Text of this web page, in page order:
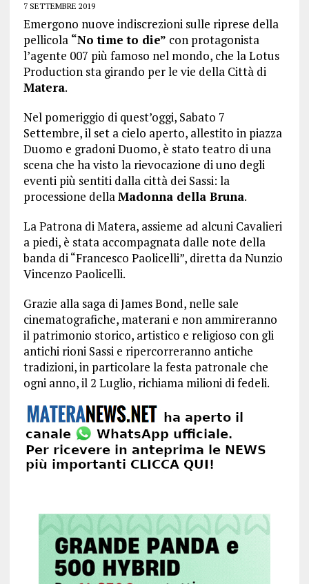
7 SETTEMBRE 2019
Emergono nuove indiscrezioni sulle riprese della
pellicola “No time to die” con protagonista
l’agente 007 più famoso nel mondo, che la Lotus
Production sta girando per le vie della Città di
Matera.
Nel pomeriggio di quest’oggi, Sabato 7
Settembre, il set a cielo aperto, allestito in piazza
Duomo e gradoni Duomo, è stato teatro di una
scena che ha visto la rievocazione di uno degli
eventi più sentiti dalla città dei Sassi: la
processione dellaMadonna della Bruna.
La Patrona di Matera, assieme ad alcuni Cavalieri
a piedi, è stata accompagnata dalle note della
banda di “Francesco Paolicelli”, diretta da Nunzio
Vincenzo Paolicelli.
Grazie alla saga di James Bond, nelle sale
cinematografiche, materani e non ammireranno
il patrimonio storico, artistico e religioso con gli
antichi rioni Sassi e ripercorreranno antiche
tradizioni, in particolare la festa patronale che
ogni anno, il 2 Luglio, richiama milioni di fedeli.